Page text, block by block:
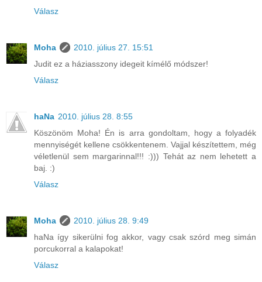
Válasz
Moha
2010. július 27. 15:51
Judit ez a háziasszony idegeit kímélő módszer!
Válasz
haNa 2010. július 28. 8:55
Köszönöm Moha! Én is arra gondoltam, hogy a folyadék
mennyiségét kellene csökkentenem. Vajjal készítettem, még
véletlenül sem margarinnal!!! :))) Tehát az nem lehetett a
baj. :)
Válasz
Moha
2010. július 28. 9:49
haNa így sikerülni fog akkor, vagy csak szórd meg simán
porcukorral a kalapokat!
Válasz